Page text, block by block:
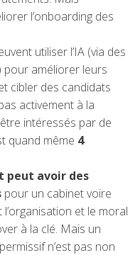
l’onboarding des
utiliser l’IA (via des
pour améliorer leurs
cibler des candidats
activement à la
intéressés par de
quand même 4
peut avoir des
pour un cabinet voire
et le moral
à la clé. Mais un
n’est pas non